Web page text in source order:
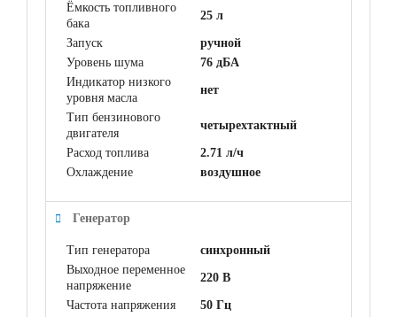
Ёмкость топливного
бака
25 л
Запуск
ручной
Уровень шума
76 дБА
Индикатор низкого
уровня масла
нет
Тип бензинового
двигателя
четырехтактный
Расход топлива
2.71 л/ч
Охлаждение
воздушное
Генератор
Тип генератора
синхронный
Выходное переменное
напряжение
220 В
Частота напряжения
50 Гц